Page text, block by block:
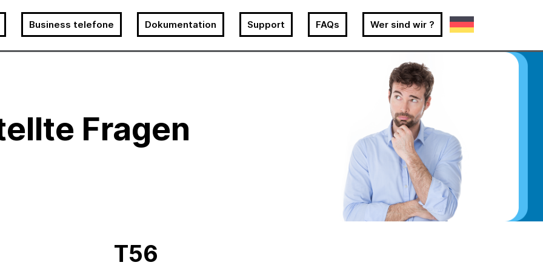
Business telefone Dokumentation Support FAQs Wer sind wir ?
Fragen
T56